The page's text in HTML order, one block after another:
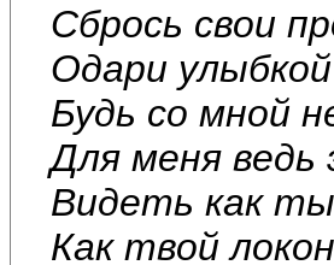
Сбрось свои
Одари
Будь со мной
Для меня ведь
Видеть как ты
Как твой